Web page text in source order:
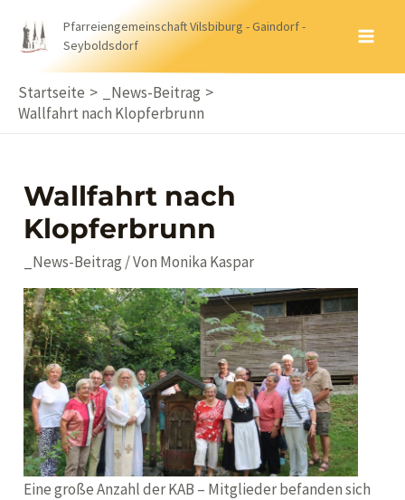
Inhalt
Pfarreiengemeinschaft Vilsbiburg - Gaindorf -
Seyboldsdorf
Startseite
_News-Beitrag
Wallfahrt nach Klopferbrunn
Wallfahrt nach
Klopferbrunn
_News-Beitrag / Von Monika Kaspar
Eine große Anzahl der KAB – Mitglieder befanden sich